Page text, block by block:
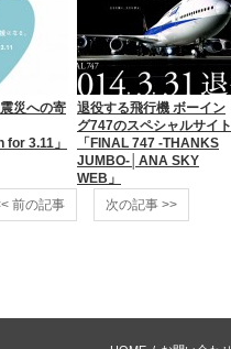
災への寄
3.11」
退役する飛行機 ボーイン
グ747のスペシャルサイト
「FINAL 747 -THANKS
JUMBO-│ANA SKY
WEB」
前の記事
次の記事 >>